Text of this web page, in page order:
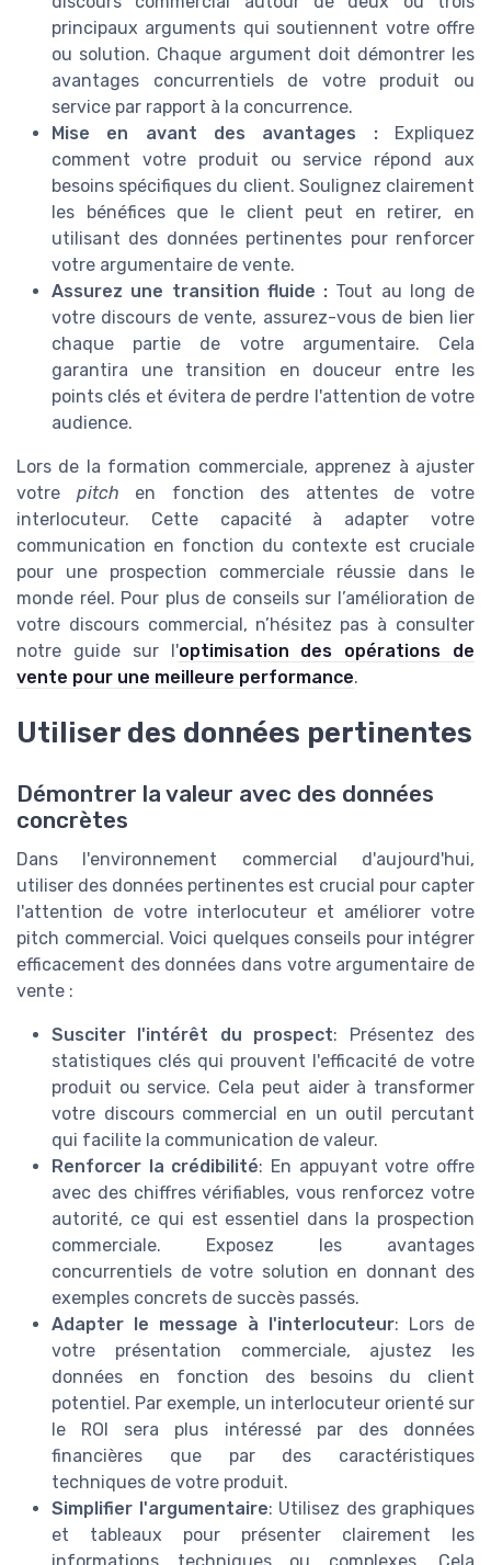
principaux arguments qui soutiennent votre offre
ou solution. Chaque argument doit démontrer les
avantages concurrentiels de votre produit ou
service par rapport à la concurrence.
Mise en avant des avantages :Expliquez
comment votre produit ou service répond aux
besoins spécifiques du client. Soulignez clairement
les bénéfices que le client peut en retirer, en
utilisant des données pertinentes pour renforcer
votre argumentaire de vente.
Assurez une transition fluide : Tout au long de
votre discours de vente, assurez-vous de bien lier
chaque partie de votre argumentaire. Cela
garantira une transition en douceur entre les
points clés et évitera de perdre l'attention de votre
audience.
Lors de la formation commerciale, apprenez à ajuster
votre pitch en fonction des attentes de votre
interlocuteur. Cette capacité à adapter votre
communication en fonction du contexte est cruciale
pour une prospection commerciale réussie dans le
monde réel. Pour plus de conseils sur l’amélioration de
votre discours commercial, n’hésitez pas à consulter
notre guide sur l'optimisation des opérations de
vente pour une meilleure performance.
Utiliser des données pertinentes
Démontrer la valeur avec des données
concrètes
Dans l'environnement commercial d'aujourd'hui,
utiliser des données pertinentes est crucial pour capter
l'attention de votre interlocuteur et améliorer votre
pitch commercial. Voici quelques conseils pour intégrer
efficacement des données dans votre argumentaire de
vente :
Susciter l'intérêt du prospect: Présentez des
statistiques clés qui prouvent l'efficacité de votre
produit ou service. Cela peut aider à transformer
votre discours commercial en un outil percutant
qui facilite la communication de valeur.
Renforcer la crédibilité: En appuyant votre offre
avec des chiffres vérifiables, vous renforcez votre
autorité, ce qui est essentiel dans la prospection
commerciale. Exposez les avantages
concurrentiels de votre solution en donnant des
exemples concrets de succès passés.
Adapter le message à l'interlocuteur: Lors de
votre présentation commerciale, ajustez les
données en fonction des besoins du client
potentiel. Par exemple, un interlocuteur orienté sur
le ROI sera plus intéressé par des données
financières que par des caractéristiques
techniques de votre produit.
Simplifier l'argumentaire: Utilisez des graphiques
et tableaux pour présenter clairement les